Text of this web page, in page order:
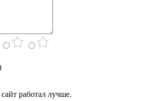
работал лучше.